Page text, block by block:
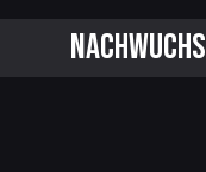
NACHWUCHS